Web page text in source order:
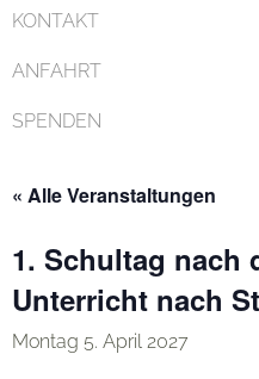
KONTAKT
ANFAHRT
SPENDEN
« Alle Veranstaltungen
1. Schultag nach
Unterricht nach
Montag 5. April 2027